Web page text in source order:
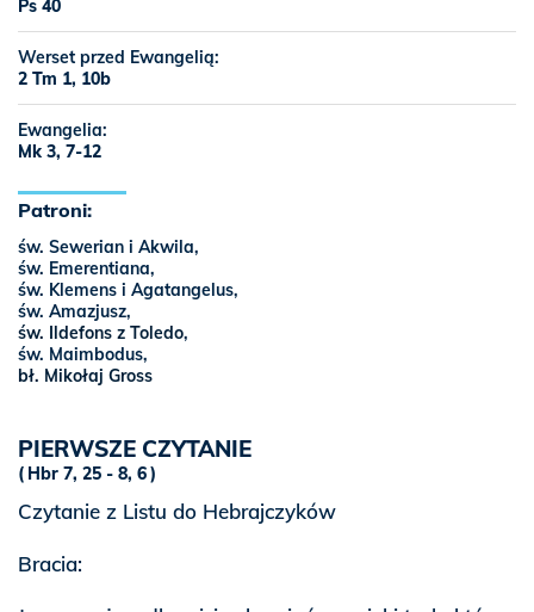
Ps 40
Werset przed Ewangelią:
2 Tm 1, 10b
Ewangelia:
Mk 3, 7-12
Patroni:
św. Sewerian i Akwila,
św. Emerentiana,
św. Klemens i Agatangelus,
św. Amazjusz,
św. Ildefons z Toledo,
św. Maimbodus,
bł. Mikołaj Gross
PIERWSZE CZYTANIE
Hbr 7, 25 - 8, 6
Czytanie z Listu do Hebrajczyków
Bracia: